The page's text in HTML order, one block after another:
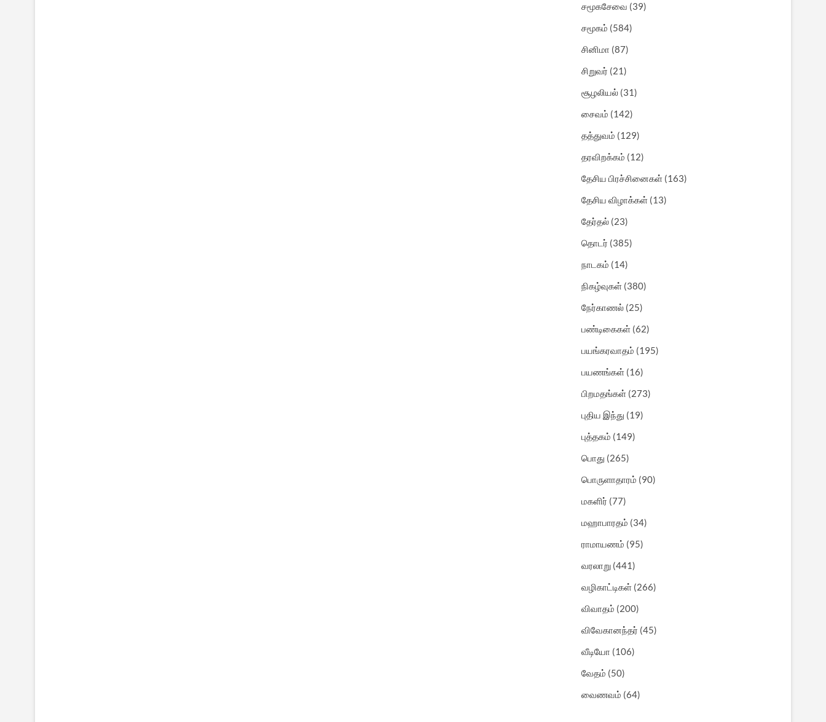
சமூகசேவை (39)
சமூகம் (584)
சினிமா (87)
சிறுவர் (21)
சூழலியல் (31)
சைவம் (142)
தத்துவம் (129)
தரவிறக்கம் (12)
தேசிய பிரச்சினைகள் (163)
தேசிய விழாக்கள் (13)
தேர்தல் (23)
தொடர் (385)
நாடகம் (14)
நிகழ்வுகள் (380)
நேர்காணல் (25)
பண்டிகைகள் (62)
பயங்கரவாதம் (195)
பயணங்கள் (16)
பிறமதங்கள் (273)
புதிய இந்து (19)
புத்தகம் (149)
பொது (265)
பொருளாதாரம் (90)
மகளிர் (77)
மஹாபாரதம் (34)
ராமாயணம் (95)
வரலாறு (441)
வழிகாட்டிகள் (266)
விவாதம் (200)
விவேகானந்தர் (45)
வீடியோ (106)
வேதம் (50)
வைணவம் (64)